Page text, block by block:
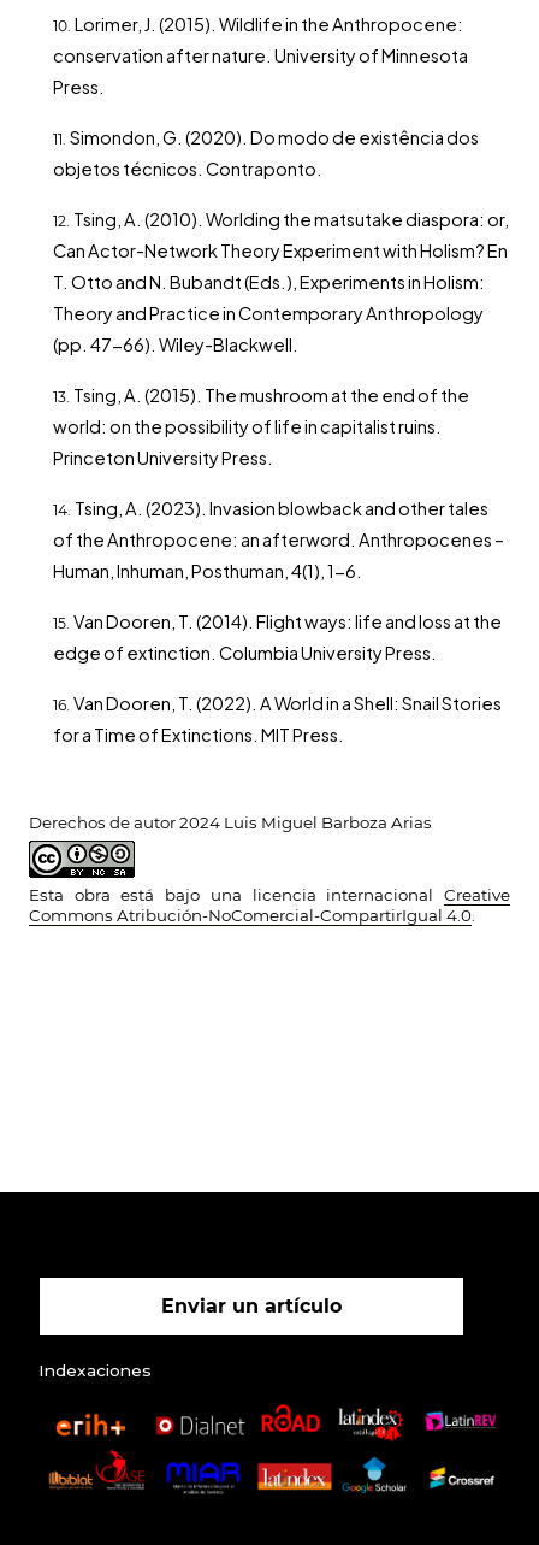
Derechos de autor 2024 Luis Miguel Barboza Arias
Esta obra está bajo una licencia internacional Creative
Commons Atribución-NoComercial-CompartirIgual 4.0.
Lorimer, J. (2015). Wildlife in the Anthropocene:
conservation after nature. University of Minnesota
Press.
Simondon, G. (2020). Do modo de existência dos
objetos técnicos. Contraponto.
Tsing, A. (2010). Worlding the matsutake diaspora: or,
Can Actor-Network Theory Experiment with Holism? En
T. Otto and N. Bubandt (Eds.), Experiments in Holism:
Theory and Practice in Contemporary Anthropology
(pp. 47-66). Wiley-Blackwell.
Tsing, A. (2015). The mushroom at the end of the
world: on the possibility of life in capitalist ruins.
Princeton University Press.
Tsing, A. (2023). Invasion blowback and other tales
of the Anthropocene: an afterword. Anthropocenes –
Human, Inhuman, Posthuman, 4(1), 1-6.
Van Dooren, T. (2014). Flight ways: life and loss at the
edge of extinction. Columbia University Press.
Van Dooren, T. (2022). A World in a Shell: Snail Stories
for a Time of Extinctions. MIT Press.
Enviar un artículo
Indexaciones